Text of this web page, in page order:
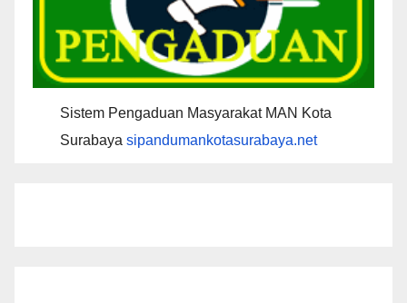
Sistem Pengaduan Masyarakat MAN Kota
Surabayasipandumankotasurabaya.net